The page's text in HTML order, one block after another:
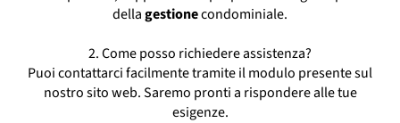
Servizio Condominiale Como
Società Amministrazione Condominiale
Como
Studio Amministrazione Condominiale Como
dellagestionecondominiale.
2. Come posso richiedere assistenza?
Puoi contattarci facilmente tramite il modulo presente sul
nostro sito web. Saremo pronti a rispondere alle tue
esigenze.